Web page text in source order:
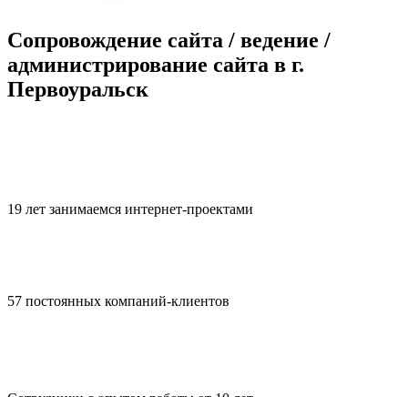
Сопровождение сайта / ведение /
администрирование сайта в г.
Первоуральск
19 лет занимаемся интернет-проектами
57 постоянных компаний-клиентов